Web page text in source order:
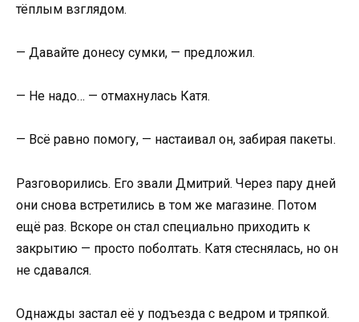
тёплым взглядом.
— Давайте донесу сумки, — предложил.
— Не надо… — отмахнулась Катя.
— Всё равно помогу, — настаивал он, забирая пакеты.
Разговорились. Его звали Дмитрий. Через пару дней
они снова встретились в том же магазине. Потом
ещё раз. Вскоре он стал специально приходить к
закрытию — просто поболтать. Катя стеснялась, но он
не сдавался.
Однажды застал её у подъезда с ведром и тряпкой.